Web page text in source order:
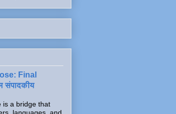
Final
is a bridge that